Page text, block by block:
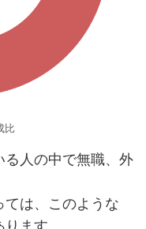
比
人の中で無職、外
は、このような